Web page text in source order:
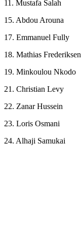
11. Mustafa Salah
15. Abdou Arouna
17. Emmanuel Fully
18. Mathias Frederiksen
19. Minkoulou Nkodo
21. Christian Levy
22. Zanar Hussein
23. Loris Osmani
24. Alhaji Samukai